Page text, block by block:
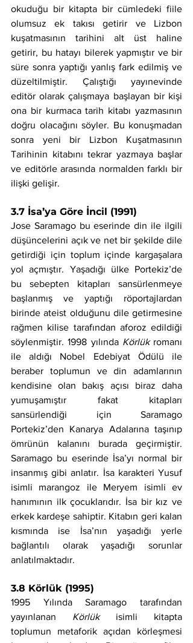
okuduğu bir kitapta bir cümledeki fiile
olumsuz ek takısı getirir ve Lizbon
kuşatmasının tarihini alt üst haline
getirir, bu hatayı bilerek yapmıştır ve bir
süre sonra yaptığı yanlış fark edilmiş ve
düzeltilmiştir. Çalıştığı yayınevinde
editör olarak çalışmaya başlayan bir kişi
ona bir kurmaca tarih kitabı yazmasının
doğru olacağını söyler. Bu konuşmadan
sonra yeni bir Lizbon Kuşatmasının
Tarihinin kitabını tekrar yazmaya başlar
ve editörle arasında normalden farklı bir
ilişki gelişir.
3.7 İsa’ya Göre İncil (1991)
Jose Saramago bu eserinde din ile ilgili
düşüncelerini açık ve net bir şekilde dile
getirdiği için toplum içinde kargaşalara
yol açmıştır. Yaşadığı ülke Portekiz’de
bu sebepten kitapları sansürlenmeye
başlanmış ve yaptığı röportajlardan
birinde ateist olduğunu dile getirmesine
rağmen kilise tarafından aforoz edildiği
söylenmiştir. 1998 yılında Körlük romanı
ile aldığı Nobel Edebiyat Ödülü ile
beraber toplumun ve din adamlarının
kendisine olan bakış açısı biraz daha
yumuşamıştır fakat kitapları
sansürlendiği için Saramago
Portekiz’den Kanarya Adalarına taşınıp
ömrünün kalanını burada geçirmiştir.
Saramago bu eserinde İsa’yı normal bir
insanmış gibi anlatır. İsa karakteri Yusuf
isimli marangoz ile Meryem isimli ev
hanımının ilk çocuklarıdır. İsa bir kız ve
erkek kardeşe sahiptir. Kitabın geri kalan
kısmında ise İsa’nın yaşadığı yerle
bağlantılı olarak yaşadığı sorunlar
anlatılmaktadır.
3.8 Körlük (1995)
1995 Yılında Saramago tarafından
yayınlanan Körlük isimli kitapta
toplumun metaforik açıdan körleşmesi